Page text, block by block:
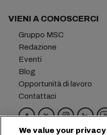
VIENI A CONOSCERCI
Gruppo MSC
Redazione
Eventi
Blog
Opportunità di lavoro
Contattaci
We value your privacy